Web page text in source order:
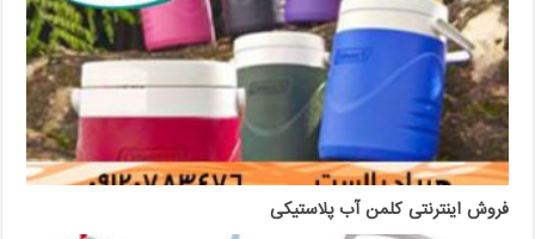
فروش اینترنتی کلمن آب پلاستیکی